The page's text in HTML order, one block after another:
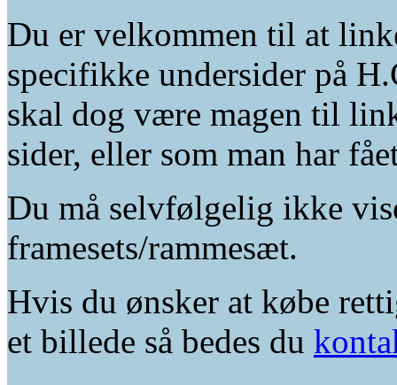
Du er velkommen til at
specifikke undersider på
skal dog være magen til
sider, eller som man har
Du må selvfølgelig ikke
framesets/rammesæt.
Hvis du ønsker at købe
et billede så bedes du